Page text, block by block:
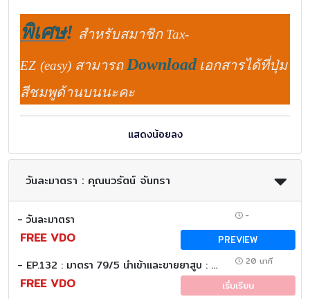
พิเศษ! สำหรับสมาชิก Tax-
EZ (easy) สามารถ Download เอกสารได้ที่ปุ่ม
สีชมพูด้านบนนะคะ
แสดงน้อยลง
วันละมาตรา : คุณนวรัตน์ จันทรา
- วันละมาตรา -
FREE VDO PREVIEW
- EP.132 : มาตรา 79/5 นำเข้าและขายยาสูบ : (วันละมาตรา) 20 นาที
FREE VDO เริ่มเรียน